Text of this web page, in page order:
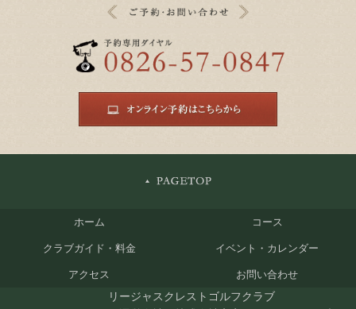
ホーム コース
クラブガイド・料金 イベント・カレンダー
アクセス お問い合わせ
リージャスクレストゴルフクラブ